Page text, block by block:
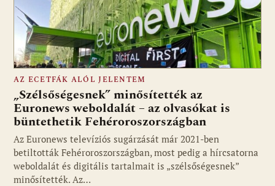
Fotó: media1.hu
AZ ECETFÁK ALÓL JELENTEM
„Szélsőségesnek” minősítették az
Euronews weboldalát – az olvasókat is
büntethetik Fehéroroszországban
Az Euronews televíziós sugárzását már 2021-ben
betiltották Fehéroroszországban, most pedig a hírcsatorna
weboldalát és digitális tartalmait is „szélsőségesnek”
minősítették. Az…